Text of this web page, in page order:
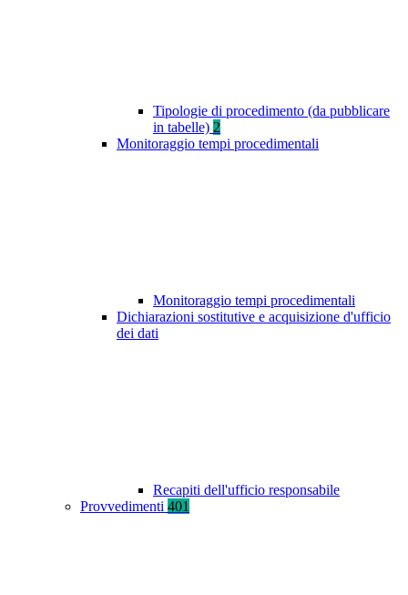
Tipologie di procedimento (da pubblicare
in tabelle) 2
Monitoraggio tempi procedimentali
Monitoraggio tempi procedimentali
Dichiarazioni sostitutive e acquisizione d'ufficio
dei dati
Recapiti dell'ufficio responsabile
Provvedimenti 401